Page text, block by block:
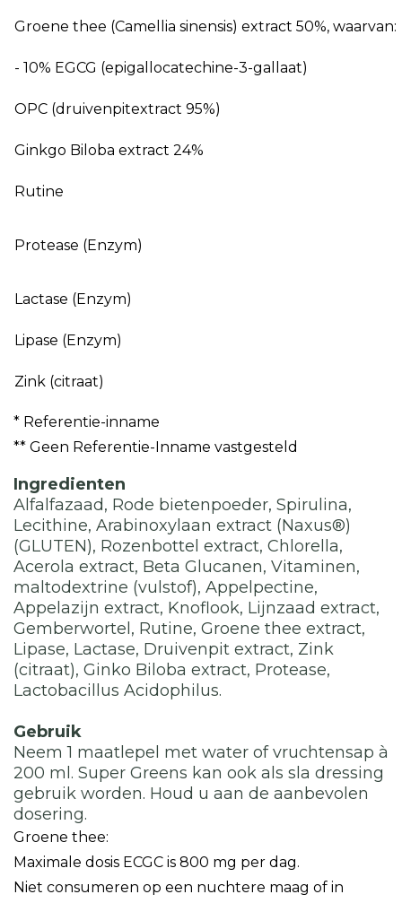
Groene thee (Camellia sinensis) extract 50%, waarvan:
- 10% EGCG (epigallocatechine-3-gallaat)
OPC (druivenpitextract 95%)
Ginkgo Biloba extract 24%
Rutine
Protease (Enzym)
Lactase (Enzym)
Lipase (Enzym)
Zink (citraat)
* Referentie-inname
** Geen Referentie-Inname vastgesteld
Ingredienten
Alfalfazaad, Rode bietenpoeder, Spirulina,
Lecithine, Arabinoxylaan extract (Naxus®)
(GLUTEN), Rozenbottel extract, Chlorella,
Acerola extract, Beta Glucanen, Vitaminen,
maltodextrine (vulstof), Appelpectine,
Appelazijn extract, Knoflook, Lijnzaad extract,
Gemberwortel, Rutine, Groene thee extract,
Lipase, Lactase, Druivenpit extract, Zink
(citraat), Ginko Biloba extract, Protease,
Lactobacillus Acidophilus.
Gebruik
Neem 1 maatlepel met water of vruchtensap à
200 ml. Super Greens kan ook als sla dressing
gebruik worden. Houd u aan de aanbevolen
dosering.
Groene thee:
Maximale dosis ECGC is 800 mg per dag.
Niet consumeren op een nuchtere maag of in